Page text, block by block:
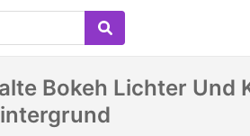
Bokeh Lichter Und